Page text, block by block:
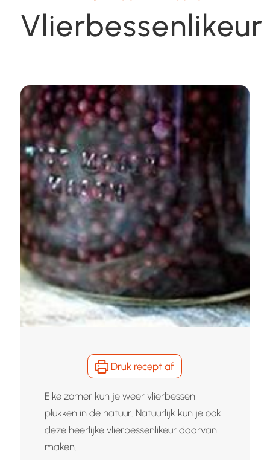
Vlierbessenlikeur
Druk recept af
Elke zomer kun je weer vlierbessen
plukken in de natuur. Natuurlijk kun je ook
deze heerlijke vlierbessenlikeur daarvan
maken.